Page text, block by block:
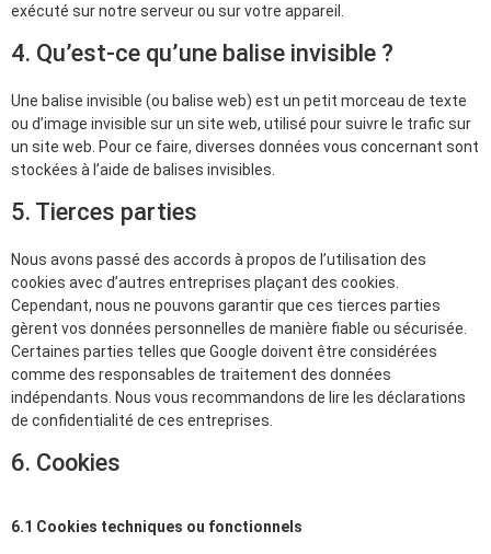
exécuté sur notre serveur ou sur votre appareil.
4. Qu’est-ce qu’une balise invisible ?
Une balise invisible (ou balise web) est un petit morceau de texte
ou d’image invisible sur un site web, utilisé pour suivre le trafic sur
un site web. Pour ce faire, diverses données vous concernant sont
stockées à l’aide de balises invisibles.
5. Tierces parties
Nous avons passé des accords à propos de l’utilisation des
cookies avec d’autres entreprises plaçant des cookies.
Cependant, nous ne pouvons garantir que ces tierces parties
gèrent vos données personnelles de manière fiable ou sécurisée.
Certaines parties telles que Google doivent être considérées
comme des responsables de traitement des données
indépendants. Nous vous recommandons de lire les déclarations
de confidentialité de ces entreprises.
6. Cookies
6.1 Cookies techniques ou fonctionnels